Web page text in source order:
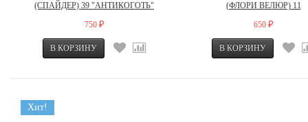
(СПАЙДЕР) 39 "АНТИКОГОТЬ"
750 ₽
(ФЛОРИ ВЕЛЮР) 11
650 ₽
Хит!